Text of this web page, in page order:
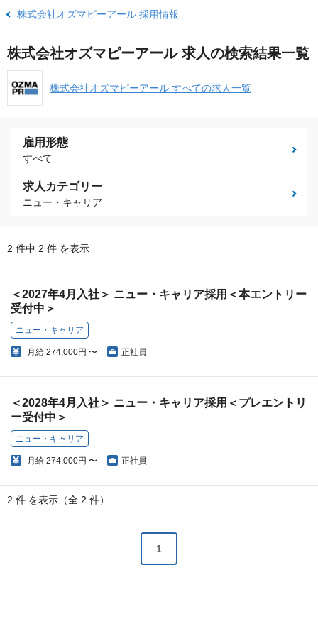
株式会社オズマピーアール 採用情報
株式会社オズマピーアール 求人の検索結果一覧
株式会社オズマピーアール すべての求人一覧
雇用形態
すべて
求人カテゴリー
ニュー・キャリア
2 件中 2 件 を表示
＜2027年4月入社＞ ニュー・キャリア採用＜本エントリー
受付中＞
ニュー・キャリア
月給 274,000円 〜 正社員
＜2028年4月入社＞ ニュー・キャリア採用＜プレエントリ
ー受付中＞
ニュー・キャリア
月給 274,000円 〜 正社員
2 件 を表示（全 2 件）
1